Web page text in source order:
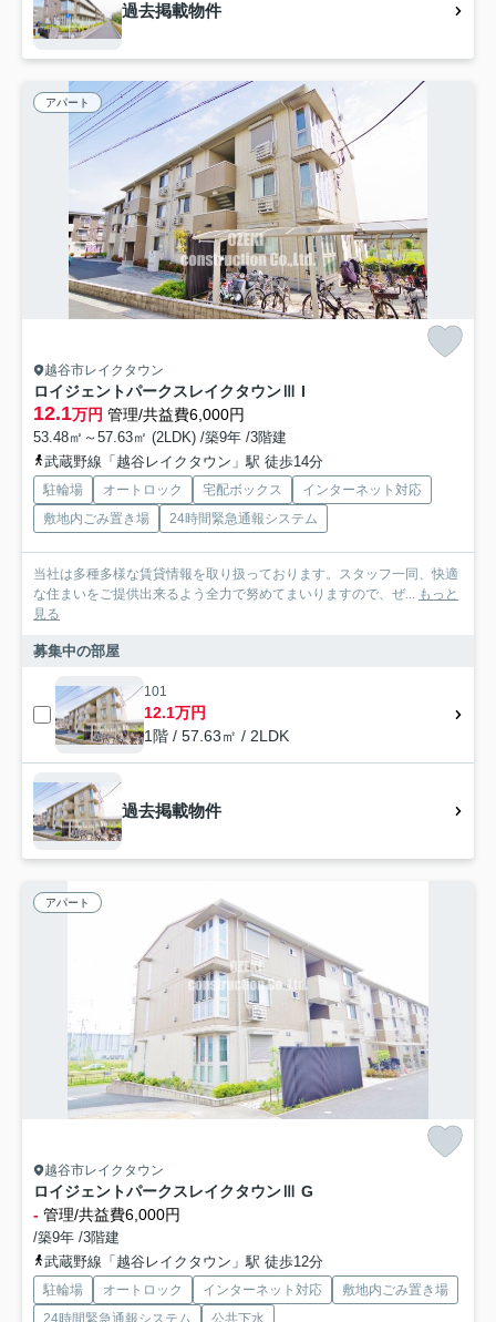
過去掲載物件
アパート
越谷市レイクタウン
ロイジェントパークスレイクタウンⅢ I
12.1万円 管理/共益費6,000円
53.48㎡～57.63㎡ (2LDK) /築9年 /3階建
武蔵野線「越谷レイクタウン」駅 徒歩14分
駐輪場 オートロック 宅配ボックス
インターネット対応
敷地内ごみ置き場
24時間緊急通報システム
当社は多種多様な賃貸情報を取り扱っております。スタッフ一同、快適
な住まいをご提供出来るよう全力で努めてまいりますので、ぜ... もっと
見る
募集中の部屋
101
12.1万円
1階 / 57.63㎡ / 2LDK
過去掲載物件
アパート
越谷市レイクタウン
ロイジェントパークスレイクタウンⅢ G
- 管理/共益費6,000円
/築9年 /3階建
武蔵野線「越谷レイクタウン」駅 徒歩12分
駐輪場 オートロック インターネット対応
敷地内ごみ置き場